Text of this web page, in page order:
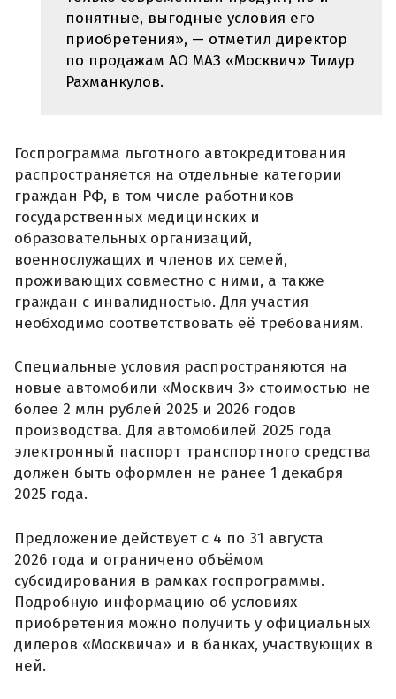
понятные, выгодные условия его
приобретения», — отметил директор
по продажам АО МАЗ «Москвич» Тимур
Рахманкулов.
Госпрограмма льготного автокредитования
распространяется на отдельные категории
граждан РФ, в том числе работников
государственных медицинских и
образовательных организаций,
военнослужащих и членов их семей,
проживающих совместно с ними, а также
граждан с инвалидностью. Для участия
необходимо соответствовать её требованиям.
Специальные условия распространяются на
новые автомобили «Москвич 3» стоимостью не
более 2 млн рублей 2025 и 2026 годов
производства. Для автомобилей 2025 года
электронный паспорт транспортного средства
должен быть оформлен не ранее 1 декабря
2025 года.
Предложение действует с 4 по 31 августа
2026 года и ограничено объёмом
субсидирования в рамках госпрограммы.
Подробную информацию об условиях
приобретения можно получить у официальных
дилеров «Москвича» и в банках, участвующих в
ней.